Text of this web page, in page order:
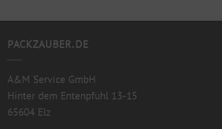
PACKZAUBER.DE
A&M Service GmbH
Hinter dem Entenpfuhl 13-15
65604 Elz